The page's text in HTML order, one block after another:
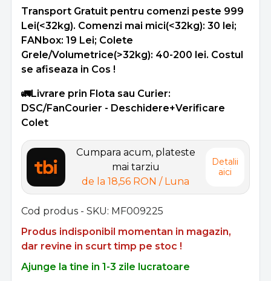
Transport Gratuit pentru comenzi peste 999
Lei(<32kg). Comenzi mai mici(<32kg): 30 lei;
FANbox: 19 Lei; Colete
Grele/Volumetrice(>32kg): 40-200 lei. Costul
se afiseaza in Cos !
🚛Livrare prin Flota sau Curier:
DSC/FanCourier - Deschidere+Verificare
Colet
Cumpara acum, plateste
mai tarziu
de la 18,56 RON / Luna
Detalii
aici
Cod produs - SKU MF009225
Produs indisponibil momentan in magazin,
dar revine in scurt timp pe stoc !
Ajunge la tine in 1-3 zile lucratoare